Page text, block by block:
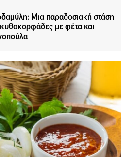
Μια παραδοσιακή στάση
με φέτα και